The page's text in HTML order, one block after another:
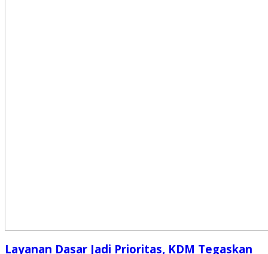
Layanan Dasar Jadi Prioritas, KDM Tegaskan